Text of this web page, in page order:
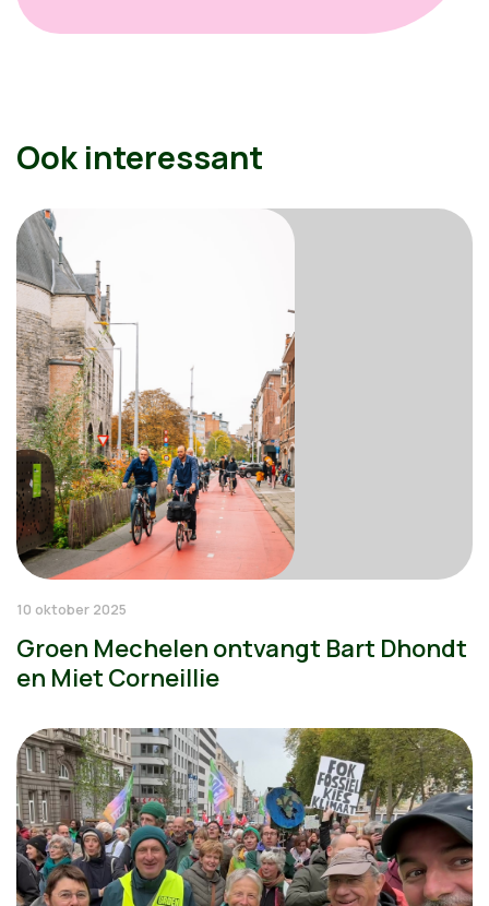
Ook interessant
10 oktober 2025
Groen Mechelen ontvangt Bart Dhondt
en Miet Corneillie